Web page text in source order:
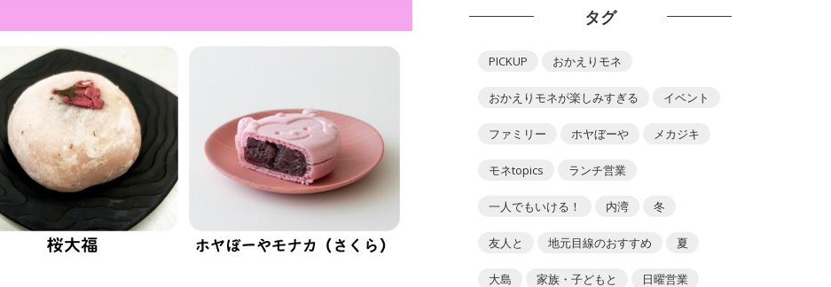
タグ
PICKUP おかえりモネ
おかえりモネが楽しみすぎる イベント
ファミリー ホヤぼーや メカジキ
モネtopics ランチ営業
一人でもいける！ 内湾 冬
友人と 地元目線のおすすめ 夏
大島 家族・子どもと 日曜営業